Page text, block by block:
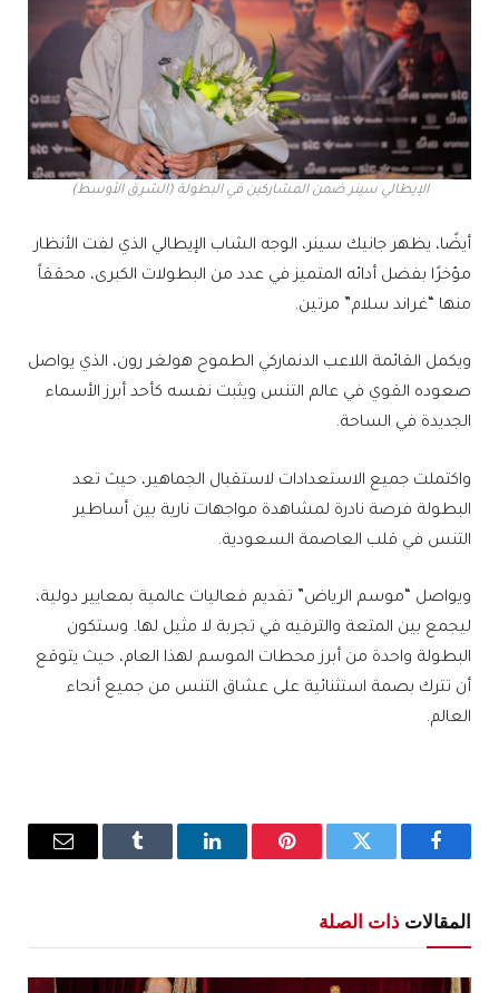
الإيطالي سينر ضمن المشاركين في البطولة (الشرق الأوسط)
أيضًا، يظهر جانيك سينر، الوجه الشاب الإيطالي الذي لفت الأنظار
مؤخرًا بفضل أدائه المتميز في عدد من البطولات الكبرى، محققاً
منها “غراند سلام” مرتين.
ويكمل القائمة اللاعب الدنماركي الطموح هولغر رون، الذي يواصل
صعوده القوي في عالم التنس ويثبت نفسه كأحد أبرز الأسماء
الجديدة في الساحة.
واكتملت جميع الاستعدادات لاستقبال الجماهير، حيث تعد
البطولة فرصة نادرة لمشاهدة مواجهات نارية بين أساطير
التنس في قلب العاصمة السعودية.
ويواصل “موسم الرياض” تقديم فعاليات عالمية بمعايير دولية،
ليجمع بين المتعة والترفيه في تجربة لا مثيل لها. وستكون
البطولة واحدة من أبرز محطات الموسم لهذا العام، حيث يتوقع
أن تترك بصمة استثنائية على عشاق التنس من جميع أنحاء
العالم.
فيسبوك تويتر بينتيريستلينكدإن Tumblr
البريد
المقالات ذات الصلة